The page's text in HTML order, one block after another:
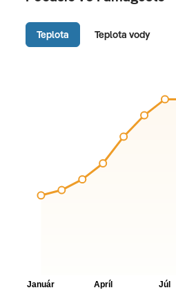
Teplota Teplota vody